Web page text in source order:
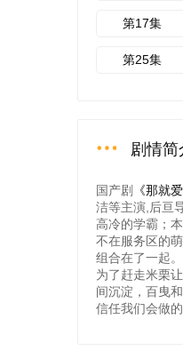
第17集
第25集
剧情简
国产剧 《那就
洁等主演,后亘
高冷的学霸；
不在服务区的
组合在了一起
为了赶走米栗
间沉淀，百曳
信任我们会做